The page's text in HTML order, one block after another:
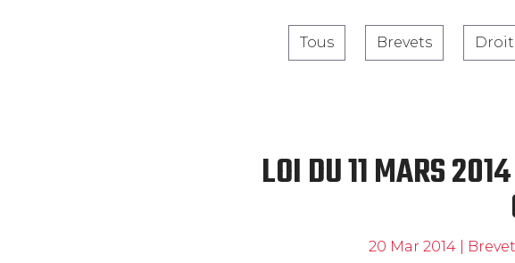
Tous Brevets Droit
LOI DU 11 MARS
20 Mar 2014|